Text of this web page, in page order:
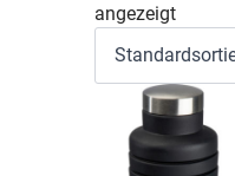
angezeigt